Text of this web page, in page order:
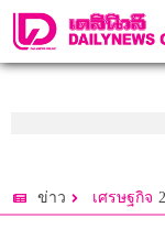
ข่าว เศรษฐกิจ